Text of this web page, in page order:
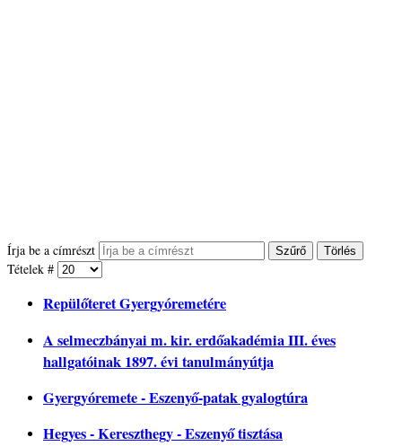
Írja be a címrészt Szűrő Törlés
Tételek #
Repülőteret Gyergyóremetére
A selmeczbányai m. kir. erdőakadémia III. éves
hallgatóinak 1897. évi tanulmányútja
Gyergyóremete - Eszenyő-patak gyalogtúra
Hegyes - Kereszthegy - Eszenyő tisztása